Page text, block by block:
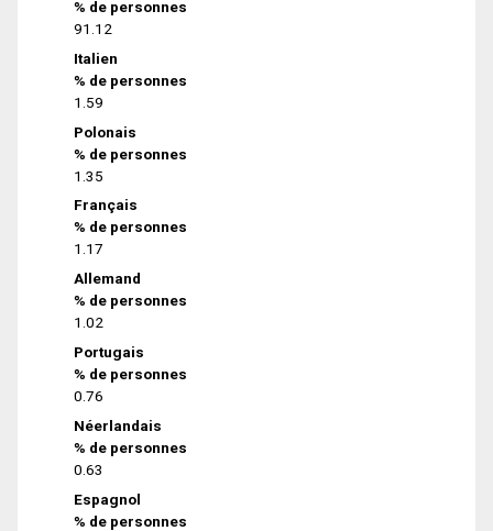
% de personnes
91.12
Italien
% de personnes
1.59
Polonais
% de personnes
1.35
Français
% de personnes
1.17
Allemand
% de personnes
1.02
Portugais
% de personnes
0.76
Néerlandais
% de personnes
0.63
Espagnol
% de personnes